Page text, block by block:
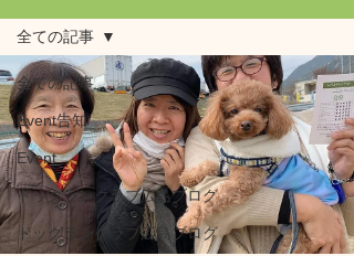
全ての記事
Event告知
Event
ドッグランクラブ広島ブログ
ドッグランクラブ広島ブログ
全ての記事